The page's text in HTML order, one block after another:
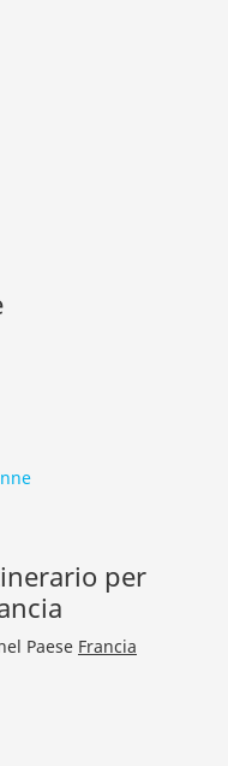
per
Paese Francia